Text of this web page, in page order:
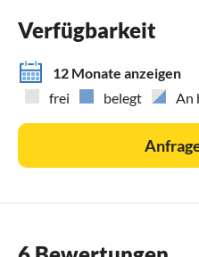
Verfügbarkeit
12 Monate anzeigen
frei
belegt An